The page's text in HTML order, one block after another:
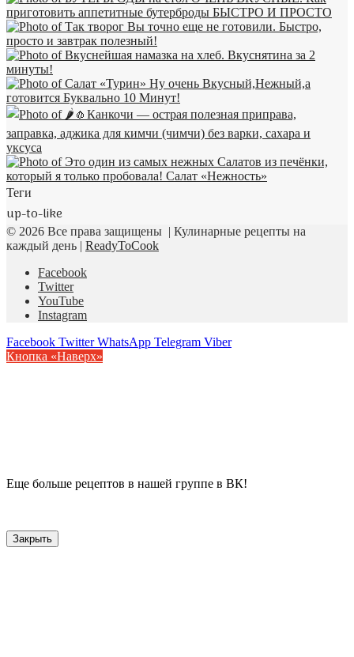
Теги
up-to-like
© 2026 Все права защищены | Кулинарные рецепты на
каждый день | ReadyToCook
Facebook
Twitter
YouTube
Instagram
Facebook Twitter WhatsApp Telegram Viber
Кнопка «Наверх»
Еще больше рецептов в нашей группе в ВК!
Закрыть